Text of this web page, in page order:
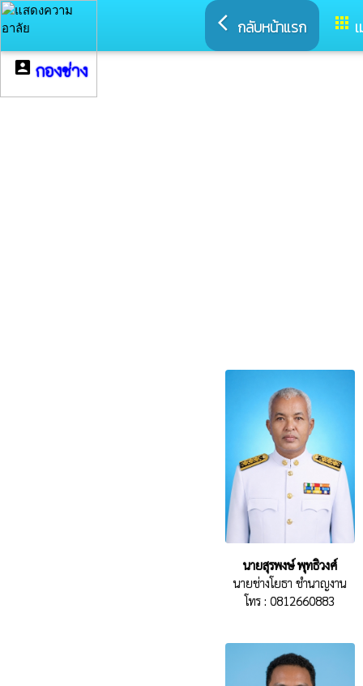
arrow_back_ios กลับหน้าแรก apps
account_box กองช่าง
นายสุรพงษ์ พุทธิวงศ์
นายช่างโยธา ชำนาญงาน
โทร : 0812660883